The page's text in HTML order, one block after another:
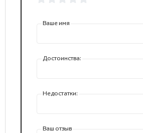
Ваше имя
Достоинства:
Недостатки:
Ваш отзыв